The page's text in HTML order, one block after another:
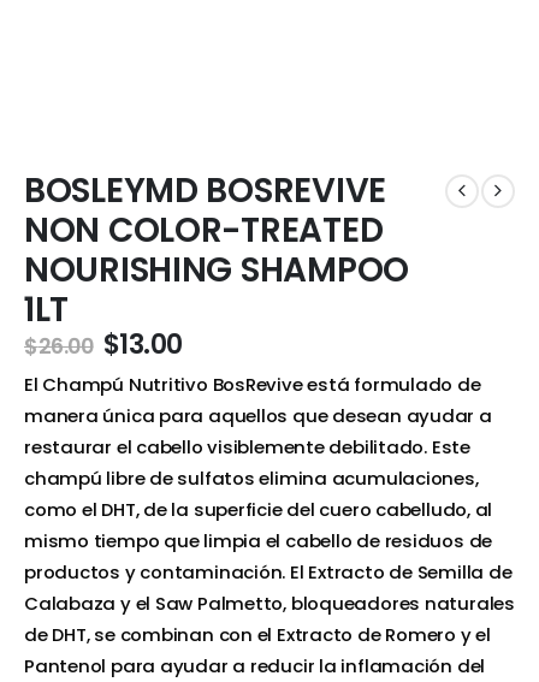
BOSLEYMD BOSREVIVE
NON COLOR-TREATED
NOURISHING SHAMPOO
1LT
$26.00 $13.00
El Champú Nutritivo BosRevive está formulado de
manera única para aquellos que desean ayudar a
restaurar el cabello visiblemente debilitado. Este
champú libre de sulfatos elimina acumulaciones,
como el DHT, de la superficie del cuero cabelludo, al
mismo tiempo que limpia el cabello de residuos de
productos y contaminación. El Extracto de Semilla de
Calabaza y el Saw Palmetto, bloqueadores naturales
de DHT, se combinan con el Extracto de Romero y el
Pantenol para ayudar a reducir la inflamación del